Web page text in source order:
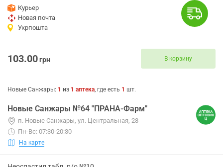
Курьер
Новая почта
Укрпошта
103.00грн В корзину
Новые Санжары: 1 из 1 аптека, где есть 1 шт.
Новые Санжары №64 "ПРАНА-Фарм"
п. Новые Санжары, ул. Центральная, 28
Пн-Вс: 07:30-20:30
На карте